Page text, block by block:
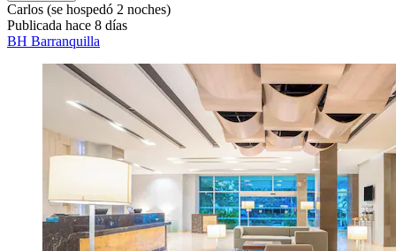
Carlos (se hospedó 2 noches)
Publicada hace 8 días
BH Barranquilla